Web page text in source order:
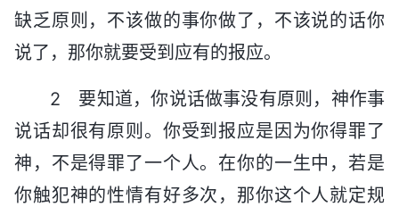
缺乏原则，不该做的事你做了，不该说的话你
说了，那你就要受到应有的报应。
2 要知道，你说话做事没有原则，神作事
说话却很有原则。你受到报应是因为你得罪了
神，不是得罪了一个人。在你的一生中，若是
你触犯神的性情有好多次，那你这个人就定规